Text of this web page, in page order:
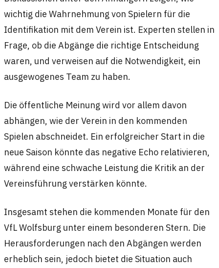
wichtig die Wahrnehmung von Spielern für die
Identifikation mit dem Verein ist. Experten stellen in
Frage, ob die Abgänge die richtige Entscheidung
waren, und verweisen auf die Notwendigkeit, ein
ausgewogenes Team zu haben.
Die öffentliche Meinung wird vor allem davon
abhängen, wie der Verein in den kommenden
Spielen abschneidet. Ein erfolgreicher Start in die
neue Saison könnte das negative Echo relativieren,
während eine schwache Leistung die Kritik an der
Vereinsführung verstärken könnte.
Insgesamt stehen die kommenden Monate für den
VfL Wolfsburg unter einem besonderen Stern. Die
Herausforderungen nach den Abgängen werden
erheblich sein, jedoch bietet die Situation auch